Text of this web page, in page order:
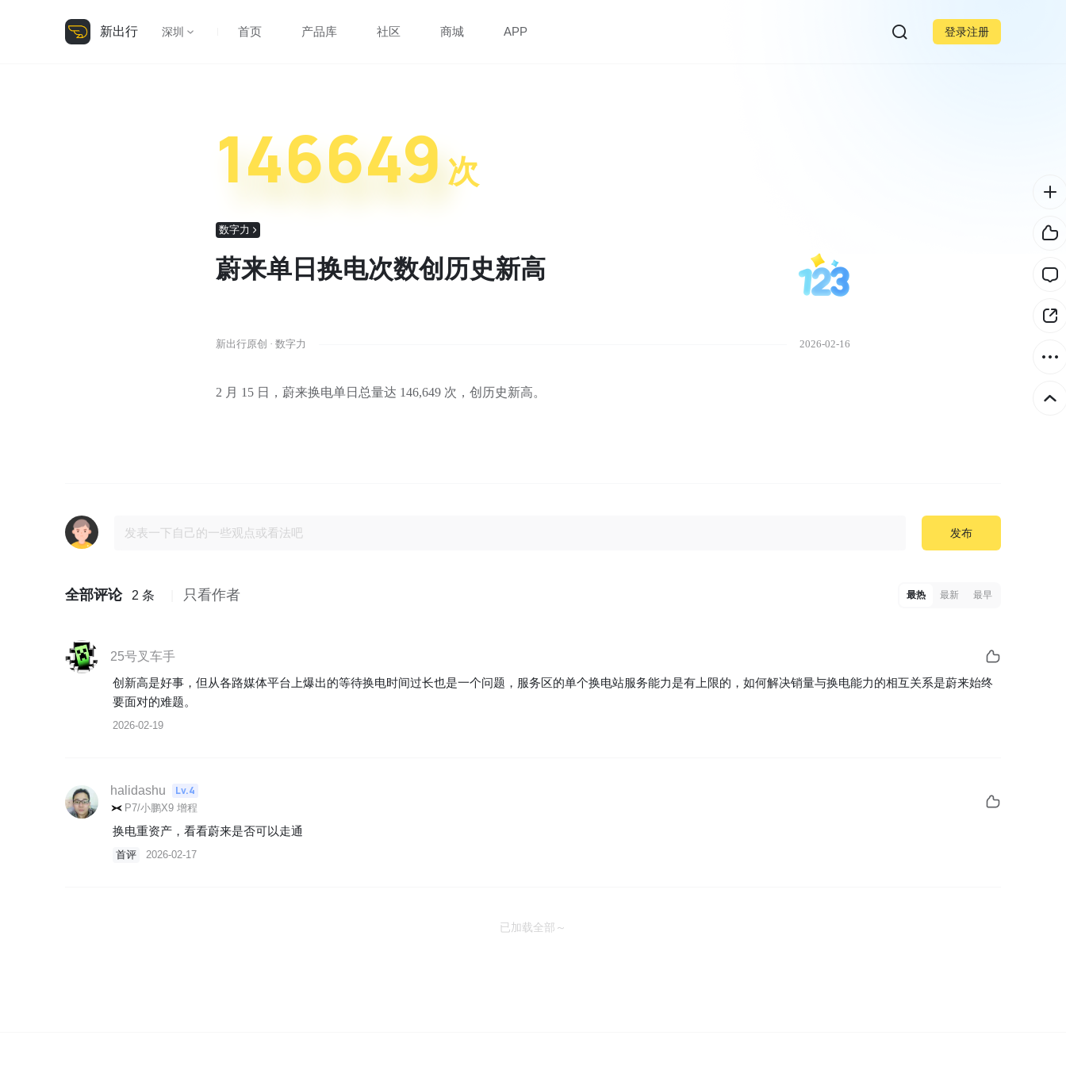
新出行 深圳 首页 产品库 社区 商城 APP 登录注册
146649次
数字力
蔚来单日换电次数创历史新高
新出行原创 · 数字力 2026-02-16
2 月 15 日，蔚来换电单日总量达 146,649 次，创历史新高。
发布
全部评论 2 条 只看作者 最热 最新 最早
25号叉车手
创新高是好事，但从各路媒体平台上爆出的等待换电时间过长也是一个问题，服务区的单个换电站服务能力是有上限的，如何解决销量与换电能力的相互关系是蔚来始终
要面对的难题。
2026-02-19
halidashu Lv.4
P7/小鹏X9 增程
换电重资产，看看蔚来是否可以走通
首评 2026-02-17
已加载全部～